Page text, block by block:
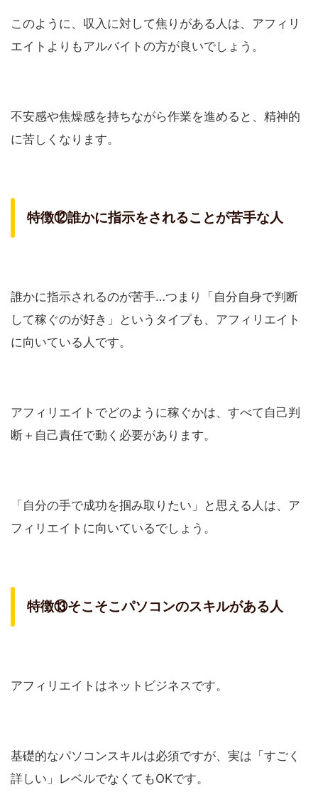
このように、収入に対して焦りがある人は、アフィリ
エイトよりもアルバイトの方が良いでしょう。
不安感や焦燥感を持ちながら作業を進めると、精神的
に苦しくなります。
特徴⑫誰かに指示をされることが苦手な人
誰かに指示されるのが苦手…つまり「自分自身で判断
して稼ぐのが好き」というタイプも、アフィリエイト
に向いている人です。
アフィリエイトでどのように稼ぐかは、すべて自己判
断＋自己責任で動く必要があります。
「自分の手で成功を掴み取りたい」と思える人は、ア
フィリエイトに向いているでしょう。
特徴⑬そこそこパソコンのスキルがある人
アフィリエイトはネットビジネスです。
基礎的なパソコンスキルは必須ですが、実は「すごく
詳しい」レベルでなくてもOKです。